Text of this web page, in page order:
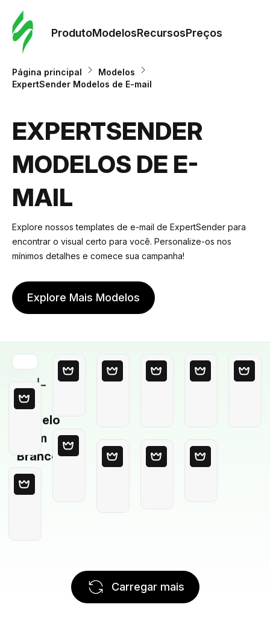
ProdutoModelosRecursosPreços
Página principal
Modelos
ExpertSender Modelos de E-mail
EXPERTSENDER
MODELOS DE E-
MAIL
Explore nossos templates de e-mail de ExpertSender para
encontrar o visual certo para você. Personalize-os nos
mínimos detalhes e comece sua campanha!
Explore Mais Modelos
Modelo
em
Branco
Carregar mais